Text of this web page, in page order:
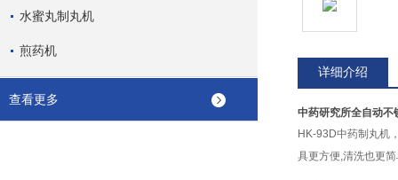
水蜜丸制丸机
煎药机
查看更多
详细介绍
中药研究所全自动不
HK-93D中药制丸机
具更方便,清洗也更